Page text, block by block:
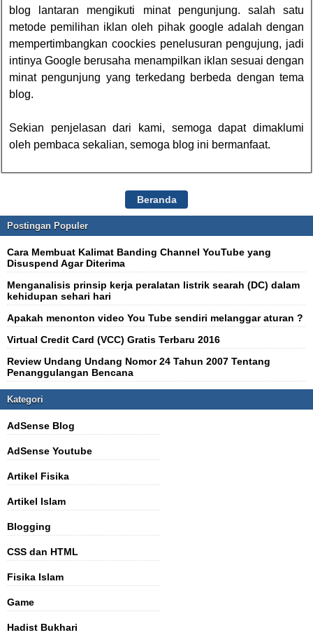
blog lantaran mengikuti minat pengunjung. salah satu
metode pemilihan iklan oleh pihak google adalah dengan
mempertimbangkan coockies penelusuran pengujung, jadi
intinya Google berusaha menampilkan iklan sesuai dengan
minat pengunjung yang terkedang berbeda dengan tema
blog.
Sekian penjelasan dari kami, semoga dapat dimaklumi
oleh pembaca sekalian, semoga blog ini bermanfaat.
Beranda
Postingan Populer
Cara Membuat Kalimat Banding Channel YouTube yang
Disuspend Agar Diterima
Menganalisis prinsip kerja peralatan listrik searah (DC) dalam
kehidupan sehari hari
Apakah menonton video You Tube sendiri melanggar aturan ?
Virtual Credit Card (VCC) Gratis Terbaru 2016
Review Undang Undang Nomor 24 Tahun 2007 Tentang
Penanggulangan Bencana
Kategori
AdSense Blog
AdSense Youtube
Artikel Fisika
Artikel Islam
Blogging
CSS dan HTML
Fisika Islam
Game
Hadist Bukhari